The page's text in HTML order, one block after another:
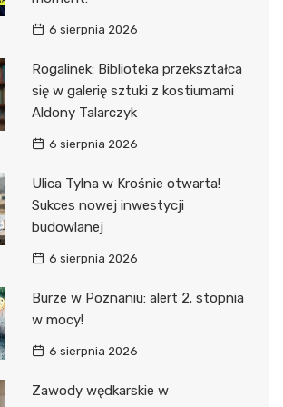
6 sierpnia 2026
Rogalinek: Biblioteka przekształca
się w galerię sztuki z kostiumami
Aldony Talarczyk
6 sierpnia 2026
Ulica Tylna w Krośnie otwarta!
Sukces nowej inwestycji
budowlanej
6 sierpnia 2026
Burze w Poznaniu: alert 2. stopnia
w mocy!
6 sierpnia 2026
Zawody wędkarskie w